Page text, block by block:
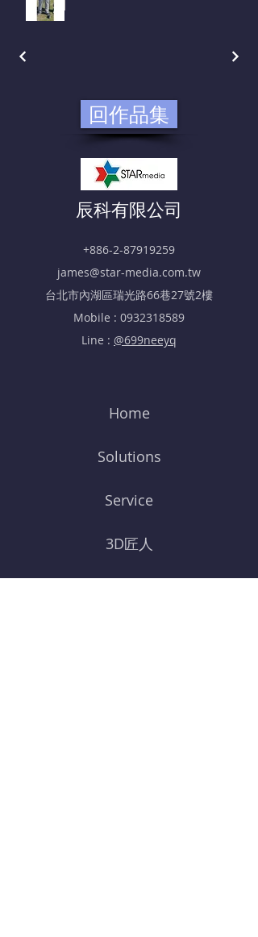
回作品集
​辰科有限公司
+886-2-87919259
james@star-media.com.tw
​台北市內湖區瑞光路66巷27號2樓
Mobile : 0932318589
Line : @699neeyq
Home
Solutions
Service
3D匠人